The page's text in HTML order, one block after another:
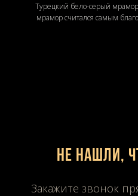
Турецкий бело-серый
мрамор считался самым
Не нашли,
Закажите звонок